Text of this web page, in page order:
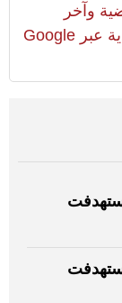
وآخر
المستجدات السياسية والإقتصادية عبر Google